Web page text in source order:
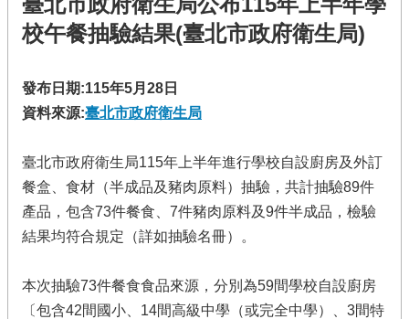
校午餐抽驗結果(臺北市政府衛生局)
發布日期:115年5月28日
資料來源:臺北市政府衛生局
臺北市政府衛生局115年上半年進行學校自設廚房及外訂
餐盒、食材（半成品及豬肉原料）抽驗，共計抽驗89件
產品，包含73件餐食、7件豬肉原料及9件半成品，檢驗
結果均符合規定（詳如抽驗名冊）。
本次抽驗73件餐食食品來源，分別為59間學校自設廚房
〔包含42間國小、14間高級中學（或完全中學）、3間特